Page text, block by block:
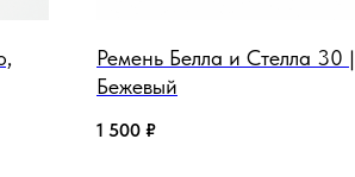
Ремень Белла и Стелла 30 |
Бежевый
1 500 ₽